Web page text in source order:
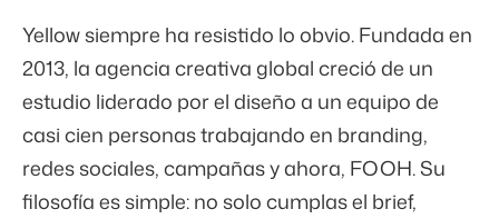
Yellow siempre ha resistido lo obvio. Fundada en
2013, la agencia creativa global creció de un
estudio liderado por el diseño a un equipo de
casi cien personas trabajando en branding,
redes sociales, campañas y ahora, FOOH. Su
filosofía es simple: no solo cumplas el brief,